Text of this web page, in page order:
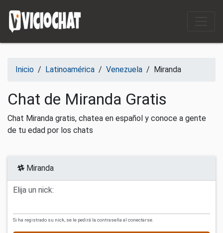
Inicio / Latinoamérica / Venezuela / Miranda
Chat de Miranda Gratis
Chat Miranda gratis, chatea en español y conoce a gente
de tu edad por los chats
Miranda
Elija un nick:
Si ha registrado su nick, se le pedirá la contraseña al conectarse.